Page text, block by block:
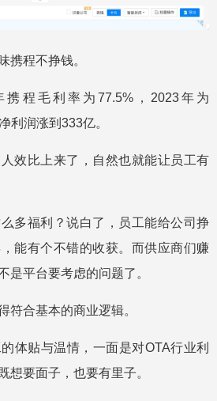
携程不挣钱。
程毛利率为77.5%，2023年为
利润涨到333亿。
效比上来了，自然也就能让员工有
多福利？说白了，员工能给公司挣
能有个不错的收获。而供应商们赚
是平台要考虑的问题了。
符合基本的商业逻辑。
体贴与温情，一面是对OTA行业利
想要面子，也要有里子。